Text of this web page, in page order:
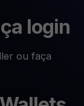
login
ou faça